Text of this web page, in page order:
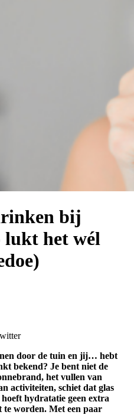
bij
lukt het wél
door de tuin en jij… hebt
bekend? Je bent niet de
het vullen van
activiteiten, schiet dat glas
hydratatie geen extra
worden. Met een paar